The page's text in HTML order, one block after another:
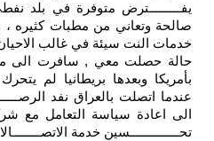
يفـــــــــترض متوفرة في بلد
صالحة وتعاني من مطبات كثيره ،
خدمات النت سيئة في غالب الاحيان
حالة حصلت معي , سافرت الى
بأمريكا وبعدها بريطانيا لم
عندما اتصلت بالعراق نفد
الى اعادة سياسة التعامل مع
تحــــــــــــــسين خدمة